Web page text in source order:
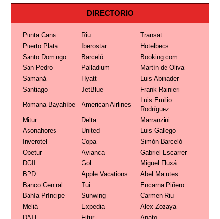
DIRECTORIO
Punta Cana Riu
Transat
Puerto Plata
Iberostar
Hotelbeds
Santo Domingo
Barceló
Booking.com
San Pedro
Palladium
Martín de Oliva
Samaná
Hyatt
Luis Abinader
Santiago
JetBlue Frank Rainieri
Romana-Bayahíbe American Airlines
Luis Emilio
Rodríguez
Mitur
Delta
Marranzini
Asonahores
United
Luis Gallego
Inverotel
Copa
Simón Barceló
Opetur
Avianca
Gabriel Escarrer
DGII
Gol
Miguel Fluxá
BPD
Apple Vacations
Abel Matutes
Banco Central
Tui
Encarna Piñero
Bahía Príncipe
Sunwing
Carmen Riu
Meliá
Expedia
Alex Zozaya
DATE
Fitur Anato